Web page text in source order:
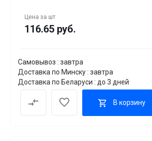
Цена за шт
116.65 руб.
Самовывоз : завтра
Доставка по Минску : завтра
Доставка по Беларуси : до 3 дней
В корзину